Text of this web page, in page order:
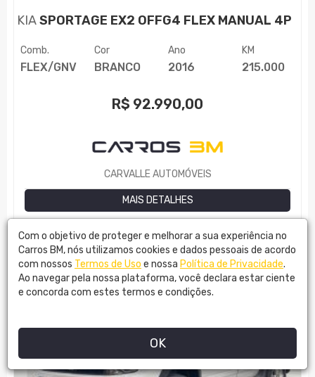
KIASPORTAGE EX2 OFFG4 FLEX MANUAL 4P
Comb.
FLEX/GNV
Cor
BRANCO
Ano
2016
KM
215.000
R$ 92.990,00
CARVALLE AUTOMÓVEIS
MAIS DETALHES
Com o objetivo de proteger e melhorar a sua experiência no
Carros BM, nós utilizamos cookies e dados pessoais de acordo
com nossos Termos de Uso e nossa Política de Privacidade.
Ao navegar pela nossa plataforma, você declara estar ciente
e concorda com estes termos e condições.
OK